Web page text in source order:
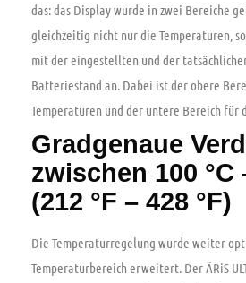
das: das Display wurde in zwei Bereiche
gleichzeitig nicht nur die Temperaturen,
mit der eingestellten und der
Batteriestand an. Dabei ist der obere
Temperaturen und der untere Bereich für
Gradgenaue
zwischen 100 °C
(212 °F – 428 °F)
Die Temperaturregelung wurde weiter
Temperaturbereich erweitert. Der ÄRiS